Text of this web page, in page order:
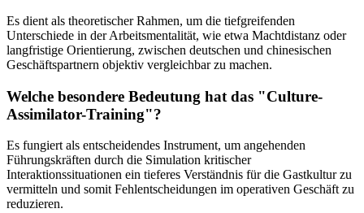
Es dient als theoretischer Rahmen, um die tiefgreifenden
Unterschiede in der Arbeitsmentalität, wie etwa Machtdistanz oder
langfristige Orientierung, zwischen deutschen und chinesischen
Geschäftspartnern objektiv vergleichbar zu machen.
Welche besondere Bedeutung hat das "Culture-
Assimilator-Training"?
Es fungiert als entscheidendes Instrument, um angehenden
Führungskräften durch die Simulation kritischer
Interaktionssituationen ein tieferes Verständnis für die Gastkultur zu
vermitteln und somit Fehlentscheidungen im operativen Geschäft zu
reduzieren.